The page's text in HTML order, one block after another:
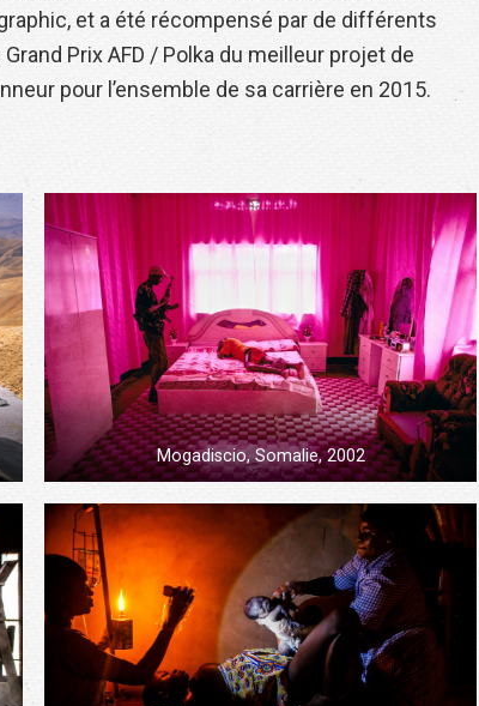
et a été récompensé par de différents
Prix AFD / Polka du meilleur projet de
pour l’ensemble de sa carrière en 2015.
Mogadiscio, Somalie, 2002